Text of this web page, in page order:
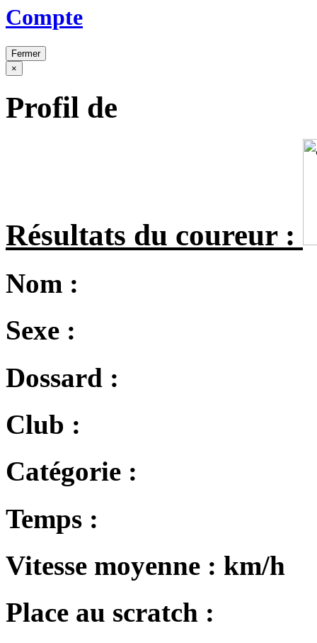
Compte
Fermer
×
Profil de
Résultats du coureur :
Nom :
Sexe :
Dossard :
Club :
Catégorie :
Temps :
Vitesse moyenne : km/h
Place au scratch :